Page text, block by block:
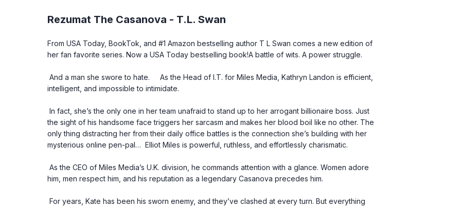
Rezumat The Casanova - T.L. Swan
From USA Today, BookTok, and #1 Amazon bestselling author T L Swan comes a new edition of
her fan favorite series. Now a USA Today bestselling book!A battle of wits. A power struggle.
intelligent, and impossible to intimidate.
the sight of his handsome face triggers her sarcasm and makes her blood boil like no other. The
only thing distracting her from their daily office battles is the connection she’s building with her
mysterious online pen-pal…  Elliot Miles is powerful, ruthless, and effortlessly charismatic.
him, men respect him, and his reputation as a legendary Casanova precedes him.